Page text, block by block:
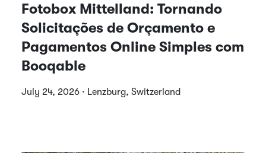
Fotobox Mittelland: Tornando
Solicitações de Orçamento e
Pagamentos Online Simples com
Booqable
July 24, 2026 · Lenzburg, Switzerland